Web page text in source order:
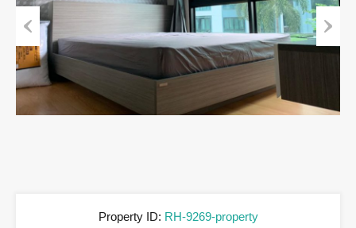
Previous
Property ID: RH-9269-property